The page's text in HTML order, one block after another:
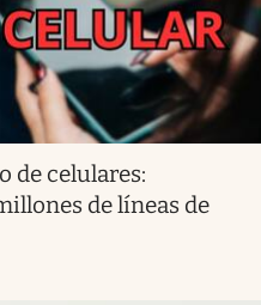
de celulares:
de líneas de